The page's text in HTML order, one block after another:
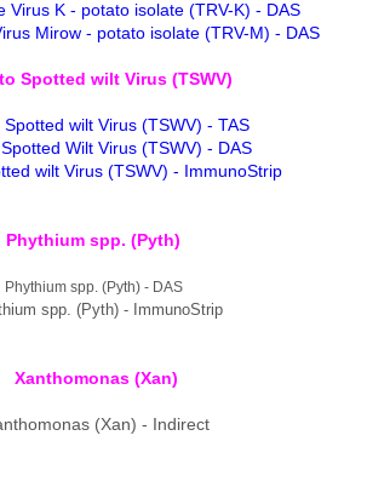
Virus K - potato isolate (TRV-K) - DAS
Mirow - potato isolate (TRV-M) - DAS
Spotted wilt Virus (TSWV)
Spotted wilt Virus (TSWV) - TAS
Wilt Virus (TSWV) - DAS
wilt Virus (TSWV) - ImmunoStrip
Phythium spp. (Pyth)
Phythium spp. (Pyth) - DAS
spp. (Pyth) - ImmunoStrip
Xanthomonas (Xan)
(Xan) - Indirect